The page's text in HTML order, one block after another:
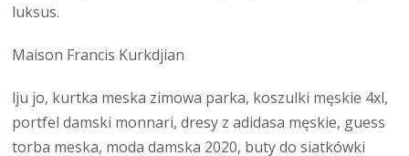
luksus.
Maison Francis Kurkdjian
lju jo, kurtka meska zimowa parka, koszulki męskie 4xl,
portfel damski monnari, dresy z adidasa męskie, guess
torba meska, moda damska 2020, buty do siatkówki